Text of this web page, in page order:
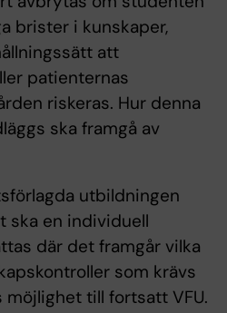
brister i kunskaper,
att
patienternas
riskeras. Hur denna
ska framgå av
utbildningen
ska en individuell
där det framgår vilka
som krävs
till fortsatt VFU.